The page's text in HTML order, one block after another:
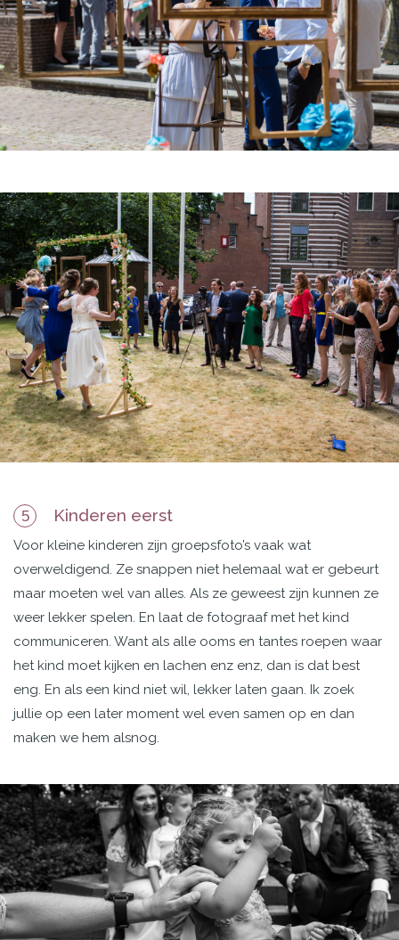
5 Kinderen eerst
Voor kleine kinderen zijn groepsfoto’s vaak wat
overweldigend. Ze snappen niet helemaal wat er gebeurt
maar moeten wel van alles. Als ze geweest zijn kunnen ze
weer lekker spelen. En laat de fotograaf met het kind
communiceren. Want als alle ooms en tantes roepen waar
het kind moet kijken en lachen enz enz, dan is dat best
eng. En als een kind niet wil, lekker laten gaan. Ik zoek
jullie op een later moment wel even samen op en dan
maken we hem alsnog.